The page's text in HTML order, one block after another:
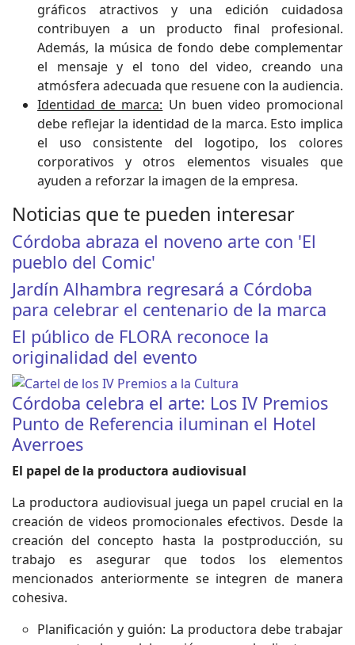
gráficos atractivos y una edición cuidadosa
contribuyen a un producto final profesional.
Además, la música de fondo debe complementar
el mensaje y el tono del video, creando una
atmósfera adecuada que resuene con la audiencia.
Identidad de marca: Un buen video promocional
debe reflejar la identidad de la marca. Esto implica
el uso consistente del logotipo, los colores
corporativos y otros elementos visuales que
ayuden a reforzar la imagen de la empresa.
Noticias que te pueden interesar
Córdoba abraza el noveno arte con 'El
pueblo del Comic'
Jardín Alhambra regresará a Córdoba
para celebrar el centenario de la marca
El público de FLORA reconoce la
originalidad del evento
Córdoba celebra el arte: Los IV Premios
Punto de Referencia iluminan el Hotel
Averroes
El papel de la productora audiovisual
La productora audiovisual juega un papel crucial en la
creación de videos promocionales efectivos. Desde la
creación del concepto hasta la postproducción, su
trabajo es asegurar que todos los elementos
mencionados anteriormente se integren de manera
cohesiva.
Planificación y guión: La productora debe trabajar